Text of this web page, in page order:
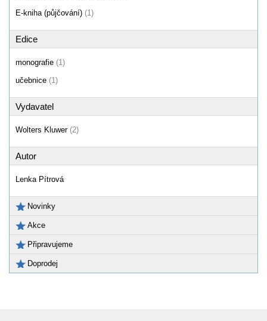
E-kniha (půjčování) (1)
Edice
monografie (1)
učebnice (1)
Vydavatel
Wolters Kluwer (2)
Autor
Lenka Pítrová
Novinky
Akce
Připravujeme
Doprodej